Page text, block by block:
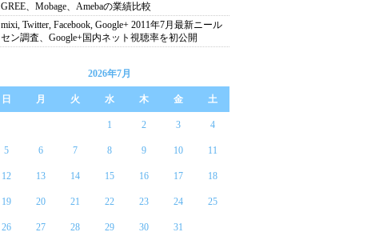
GREE、Mobage、Amebaの業績比較
mixi, Twitter, Facebook, Google+ 2011年7月最新ニール
セン調査、Google+国内ネット視聴率を初公開
2026年7月
日 月 火 水 木 金 土
1 2 3 4
5 6 7 8 9 10 11
12 13 14 15 16 17 18
19 20 21 22 23 24 25
26 27 28 29 30 31